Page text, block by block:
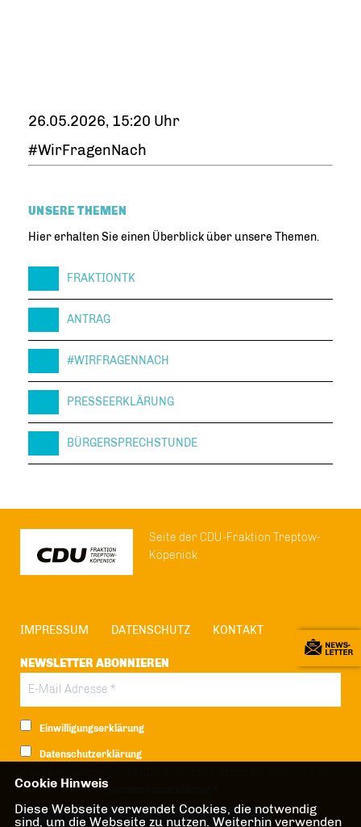
26.05.2026, 15:20 Uhr
#WirFragenNach
UNSERE THEMEN
Hier erhalten Sie einen Überblick über unsere Themen.
FRAKTIONTK
ANTRAG
#WIRFRAGENNACH
PRESSEERKLÄRUNG
BÜRGERSPRECHSTUNDE
Seite der CDU-Fraktion Treptow-
Köpenick
IMPRESSUM DATENSCHUTZ KONTAKT
NEWSLETTER ABONNIEREN
Einwilligungserklärung
Datenschutzerklärung
der nachfolgenden
Anti-Roboter-Verifizierung
Cookie Hinweis
Diese Webseite verwendet Cookies, die notwendig
sind, um die Webseite zu nutzen. Weiterhin verwenden